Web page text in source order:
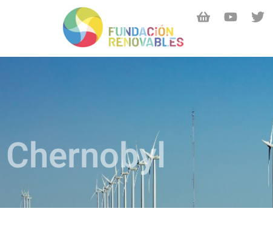
Chernobyl